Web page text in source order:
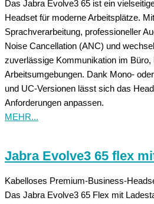
Das Jabra Evolve3 65 ist ein
Headset für moderne Arbeitsplätze.
Sprachverarbeitung, professioneller
Noise Cancellation (ANC) und
zuverlässige Kommunikation im
Arbeitsumgebungen. Dank Mono-
und UC-Versionen lässt sich das
Anforderungen anpassen.
MEHR...
Jabra Evolve3 65 flex
Kabelloses Premium-Business-
Das Jabra Evolve3 65 Flex mit